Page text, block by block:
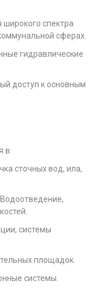
широкого спектра
сферах.
гидравлические
доступ к основным
в:
сточных вод, ила,
Водоотведение,
системы
площадок.
системы.